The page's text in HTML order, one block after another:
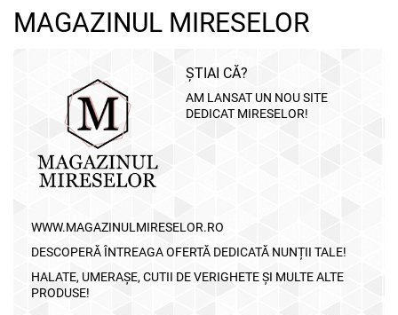
MAGAZINUL MIRESELOR
ȘTIAI CĂ?
AM LANSAT UN NOU SITE
DEDICAT MIRESELOR!
WWW.MAGAZINULMIRESELOR.RO
DESCOPERĂ ÎNTREAGA OFERTĂ DEDICATĂ NUNȚII TALE!
HALATE, UMERAȘE, CUTII DE VERIGHETE ȘI MULTE ALTE
PRODUSE!